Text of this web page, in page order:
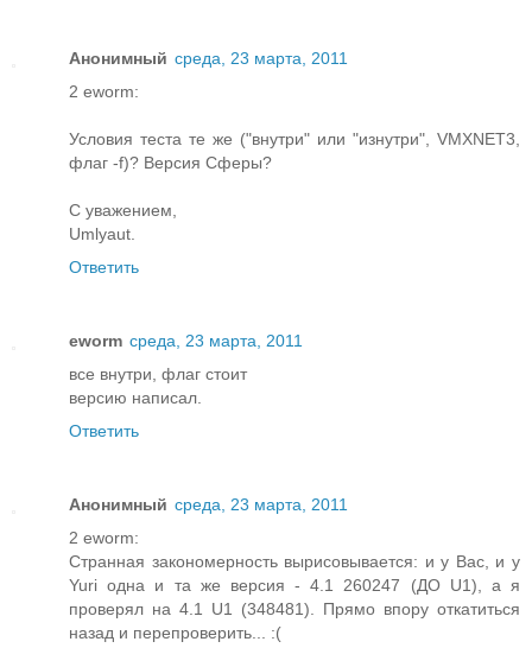
Анонимный среда, 23 марта, 2011
2 eworm:
Условия теста те же ("внутри" или "изнутри", VMXNET3,
флаг -f)? Версия Сферы?
С уважением,
Umlyaut.
Ответить
eworm среда, 23 марта, 2011
все внутри, флаг стоит
версию написал.
Ответить
Анонимный среда, 23 марта, 2011
2 eworm:
Странная закономерность вырисовывается: и у Вас, и у
Yuri одна и та же версия - 4.1 260247 (ДО U1), а я
проверял на 4.1 U1 (348481). Прямо впору откатиться
назад и перепроверить... :(